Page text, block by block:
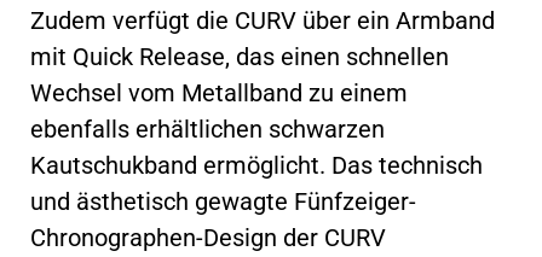
Zudem verfügt die CURV über ein Armband
mit Quick Release, das einen schnellen
Wechsel vom Metallband zu einem
ebenfalls erhältlichen schwarzen
Kautschukband ermöglicht. Das technisch
und ästhetisch gewagte Fünfzeiger-
Chronographen-Design der CURV